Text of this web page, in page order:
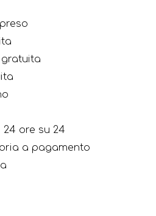
ore su 24
a pagamento